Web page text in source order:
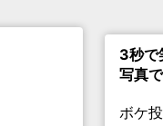
3秒で
写真
ボケ